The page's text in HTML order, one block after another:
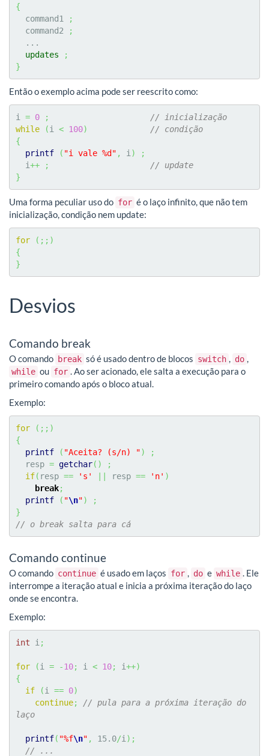
{
  command1
;
  command2
;
updates
;
}
Então o exemplo acima pode ser reescrito como:
i = 0 ;
// inicialização
while
(i < 100)
// condição
{
printf
( "i vale %d" , i )
;
  i
++ ;
// update
}
Uma forma peculiar uso do for é o laço infinito, que não tem
inicialização, condição nem update:
for ( ;; )
{
}
Desvios
Comando break
O comando break só é usado dentro de blocos switch , do ,
while ou for . Ao ser acionado, ele salta a execução para o
primeiro comando após o bloco atual.
Exemplo:
for ( ;; )
{
printf
( "Aceita? (s/n) ")
;
  resp
= getchar( )
;
if( resp == 's' resp == 'n' )
break;
printf
( "\n")
;
}
// o break salta para cá
Comando continue
O comando continue é usado em laços for , do e while . Ele
interrompe a iteração atual e inicia a próxima iteração do laço
onde se encontra.
Exemplo:
int i ;
for (i = -10; i < 10; i++)
{
if
(i == 0)
continue;
// pula para a próxima iteração do
laço
printf( "%f\n" , 15.0/i ) ;
// ...